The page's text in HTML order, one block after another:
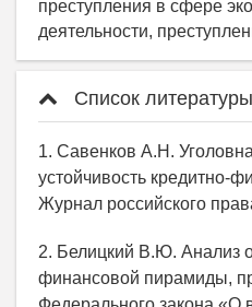
преступления в сфере
деятельности,
Список литературы
1. Савенков А.Н.
устойчивость кредитно-
Журнал российского
2. Белицкий В.Ю. Анализ
финансовой пирамиды,